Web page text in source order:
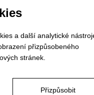
a další analytické
přizpůsobeného
stránek.
Přizpůsobit